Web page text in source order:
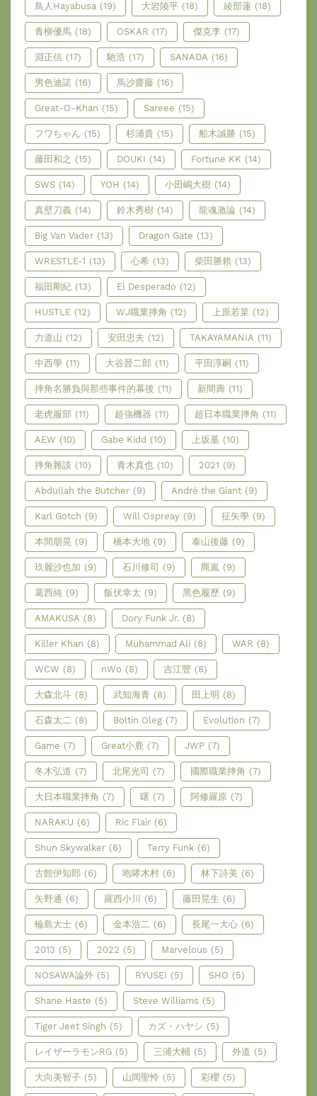
鳥人Hayabusa (19) 大岩陵平 (18) 綾部蓮 (18)
青柳優馬 (18) OSKAR (17) 傑克李 (17)
淵正信 (17) 馳浩 (17) SANADA (16)
男色迪諾 (16) 馬沙齋藤 (16)
Great-O-Khan (15) Sareee (15)
フワちゃん (15) 杉浦貴 (15) 船木誠勝 (15)
藤田和之 (15) DOUKI (14) Fortune KK (14)
SWS (14) YOH (14) 小田嶋大樹 (14)
真壁刀義 (14) 鈴木秀樹 (14) 龍魂激論 (14)
Big Van Vader (13) Dragon Gate (13)
WRESTLE-1 (13) 心希 (13) 柴田勝賴 (13)
福田剛紀 (13) El Desperado (12)
HUSTLE (12) WJ職業摔角 (12) 上原若菜 (12)
力道山 (12) 安田忠夫 (12) TAKAYAMANIA (11)
中西學 (11) 大谷晉二郎 (11) 平田淳嗣 (11)
摔角名勝負與那些事件的幕後 (11) 新間壽 (11)
老虎服部 (11) 超強機器 (11) 超日本職業摔角 (11)
AEW (10) Gabe Kidd (10) 上坂堇 (10)
摔角雜談 (10) 青木真也 (10) 2021 (9)
Abdullah the Butcher (9) André the Giant (9)
Karl Gotch (9) Will Ospreay (9) 征矢學 (9)
本間朋晃 (9) 橋本大地 (9) 泰山後藤 (9)
玖麗沙也加 (9) 石川修司 (9) 羆嵐 (9)
葛西純 (9) 飯伏幸太 (9) 黑色履歷 (9)
AMAKUSA (8) Dory Funk Jr. (8)
Killer Khan (8) Muhammad Ali (8) WAR (8)
WCW (8) nWo (8) 吉江豐 (8)
大森北斗 (8) 武知海青 (8) 田上明 (8)
石森太二 (8) Boltin Oleg (7) Evolution (7)
Game (7) Great小鹿 (7) JWP (7)
冬木弘道 (7) 北尾光司 (7) 國際職業摔角 (7)
大日本職業摔角 (7) 曙 (7) 阿修羅原 (7)
NARAKU (6) Ric Flair (6)
Shun Skywalker (6) Terry Funk (6)
古館伊知郎 (6) 咆哮木村 (6) 林下詩美 (6)
矢野通 (6) 羅西小川 (6) 藤田晃生 (6)
輪島大士 (6) 金本浩二 (6) 長尾一大心 (6)
2013 (5) 2022 (5) Marvelous (5)
NOSAWA論外 (5) RYUSEI (5) SHO (5)
Shane Haste (5) Steve Williams (5)
Tiger Jeet Singh (5) カズ・ハヤシ (5)
レイザーラモンRG (5) 三浦大輔 (5) 外道 (5)
大向美智子 (5) 山岡聖怜 (5) 彩櫻 (5)